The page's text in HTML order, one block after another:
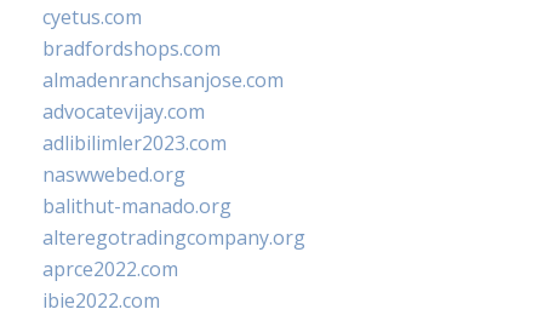
cyetus.com
bradfordshops.com
almadenranchsanjose.com
advocatevijay.com
adlibilimler2023.com
naswwebed.org
balithut-manado.org
alteregotradingcompany.org
aprce2022.com
ibie2022.com